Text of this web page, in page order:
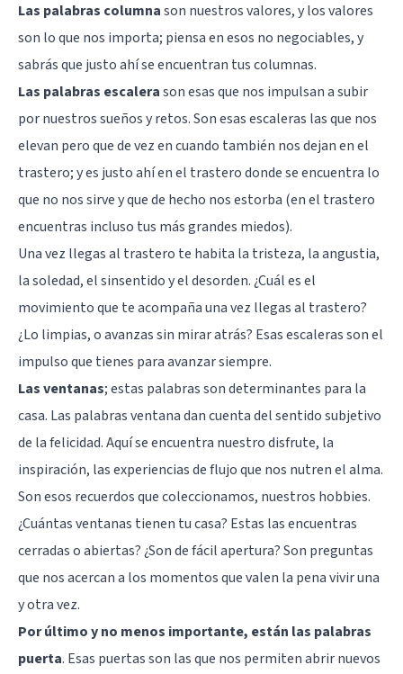
Las palabras columnason nuestrosvalores, y los valores
son lo que nos importa; piensa en esos no negociables, y
sabrás que justo ahí se encuentran tus columnas.
Las palabras escalerason esas que nos impulsan a subir
por nuestros sueños y retos. Son esas escaleras las que nos
elevan pero que de vez en cuando también nos dejan en el
trastero; y es justo ahí en el trastero donde se encuentra lo
que no nos sirve y que de hecho nos estorba (en el trastero
encuentras incluso tus más grandes miedos).
Una vez llegas al trastero te habita la tristeza, la angustia,
la soledad, el sinsentido y el desorden. ¿Cuál es el
movimiento que te acompaña una vez llegas al trastero?
¿Lo limpias, o avanzas sin mirar atrás? Esas escaleras son el
impulso que tienes para avanzar siempre.
Las ventanas; estas palabras son determinantes para la
casa. Las palabras ventana dan cuenta del sentido subjetivo
de la felicidad. Aquí se encuentra nuestro disfrute, la
inspiración, las experiencias de flujo que nos nutren el alma.
Son esos recuerdos que coleccionamos, nuestros hobbies.
¿Cuántas ventanas tienen tu casa? Estas las encuentras
cerradas o abiertas? ¿Son de fácil apertura? Son preguntas
que nos acercan a los momentos que valen la pena vivir una
y otra vez.
Por último y no menos importante, están las palabras
puerta. Esas puertas son las que nos permiten abrir nuevos